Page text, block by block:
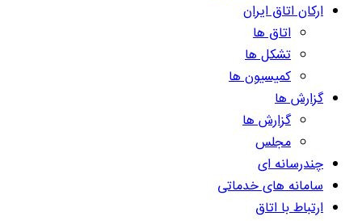
ارکان اتاق ایران
اتاق ها
تشکل ها
کمیسیون ها
گزارش ها
گزارش ها
مجلس
چندرسانه ای
سامانه های خدماتی
ارتباط با اتاق